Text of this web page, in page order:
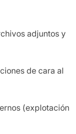
adjuntos y
de cara al
(explotación